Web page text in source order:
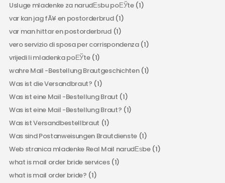
Usluge mladenke za narudЕѕbu poЕЎte(1)
var kan jag fÃ¥ en postorderbrud(1)
var man hittar en postorderbrud(1)
vero servizio di sposa per corrispondenza(1)
vrijedi li mladenka poЕЎte(1)
wahre Mail -Bestellung Brautgeschichten(1)
Was ist die Versandbraut? (1)
Was ist eine Mail -Bestellung Braut (1)
Was ist eine Mail -Bestellung Braut? (1)
Was ist Versandbestellbraut (1)
Was sind Postanweisungen Brautdienste(1)
Web stranica mladenke Real Mail narudЕѕbe(1)
what is mail order bride services(1)
what is mail order bride? (1)